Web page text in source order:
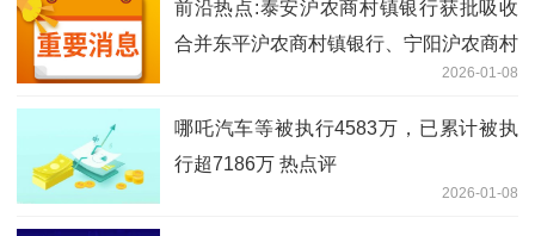
前沿热点:泰安沪农商村镇银行获批吸收
合并东平沪农商村镇银行、宁阳沪农商村
2026-01-08
哪吒汽车等被执行4583万，已累计被执
行超7186万 热点评
2026-01-08